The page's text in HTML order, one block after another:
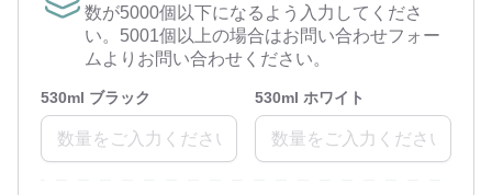
数が5000個以下になるよう入力してくださ
い。5001個以上の場合はお問い合わせフォー
ムよりお問い合わせください。
530ml ブラック 530ml ホワイト